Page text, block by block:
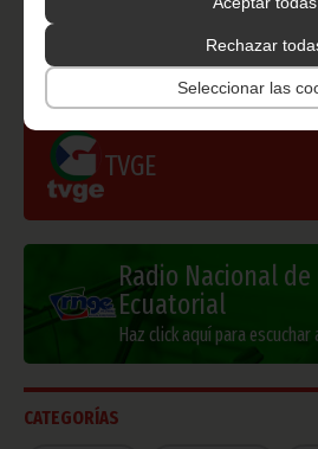
Rechazar
Seleccionar las
Información de
TVGE
Radio Nacional de
Ecuatorial
Haz click aquí para escuchar
CATEGORÍAS